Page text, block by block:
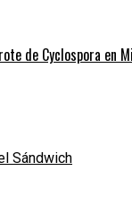
de Cyclospora en
Sándwich